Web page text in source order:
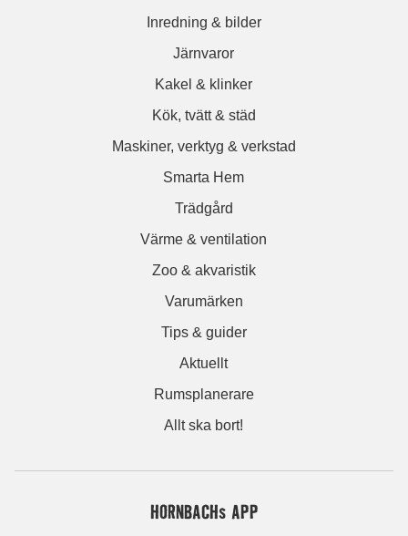
Inredning & bilder
Järnvaror
Kakel & klinker
Kök, tvätt & städ
Maskiner, verktyg & verkstad
Smarta Hem
Trädgård
Värme & ventilation
Zoo & akvaristik
Varumärken
Tips & guider
Aktuellt
Rumsplanerare
Allt ska bort!
HORNBACHs APP